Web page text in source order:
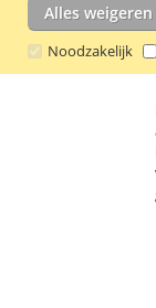
Alles weigeren
Noodzakelijk